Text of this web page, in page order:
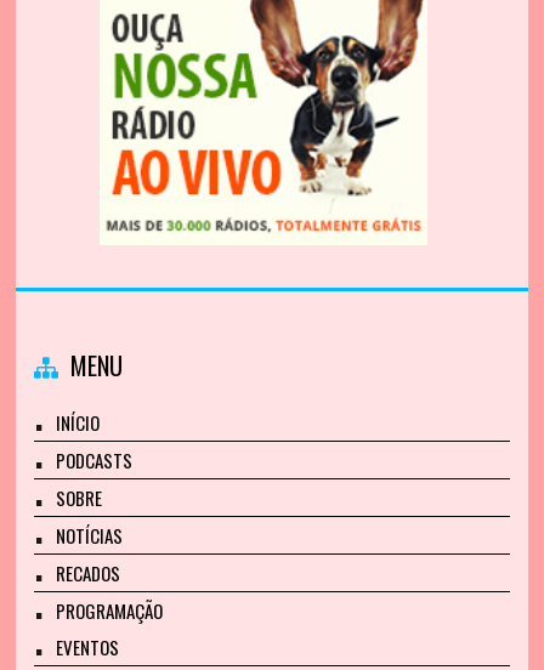
MENU
INÍCIO
PODCASTS
SOBRE
NOTÍCIAS
RECADOS
PROGRAMAÇÃO
EVENTOS